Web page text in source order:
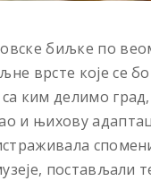
биљке по
врсте које се
ким делимо
и њихову
постављали